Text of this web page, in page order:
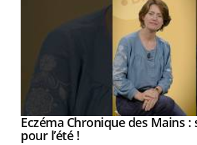
Youtube
Eczéma Chronique des Mains :
pour l’été !Youtube